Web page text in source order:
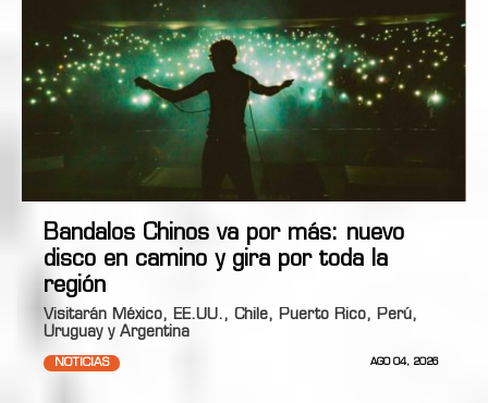
Bandalos Chinos va por más: nuevo
disco en camino y gira por toda la
región
Visitarán México, EE.UU., Chile, Puerto Rico, Perú,
Uruguay y Argentina
NOTICIAS AGO 04, 2026